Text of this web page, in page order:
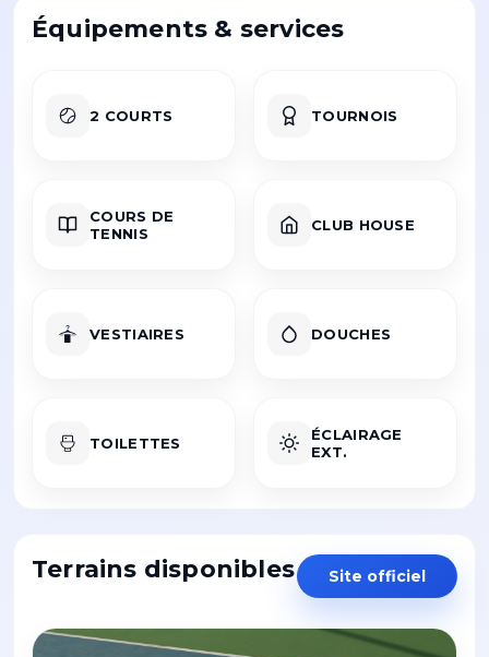
Équipements & services
2 COURTS TOURNOIS
COURS DE
TENNIS
CLUB HOUSE
VESTIAIRES DOUCHES
TOILETTES
ÉCLAIRAGE
EXT.
Terrains disponibles Site officiel